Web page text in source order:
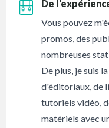
De
Vous pouvez
promos, des
nombreuses
De plus, je suis
d'éditoriaux, de
tutoriels vidéo,
matériels avec